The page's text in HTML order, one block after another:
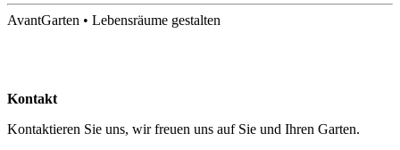
AvantGarten • Lebensräume gestalten
Kontakt
Kontaktieren Sie uns, wir freuen uns auf Sie und Ihren Garten.